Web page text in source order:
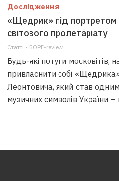
Дослідження
«Щедрик» під
світового пролетаріату
Статті • БОРГ-review
Будь-які потуги московітів,
привласнити собі
Леонтовича, який став одним
музичних символів України –